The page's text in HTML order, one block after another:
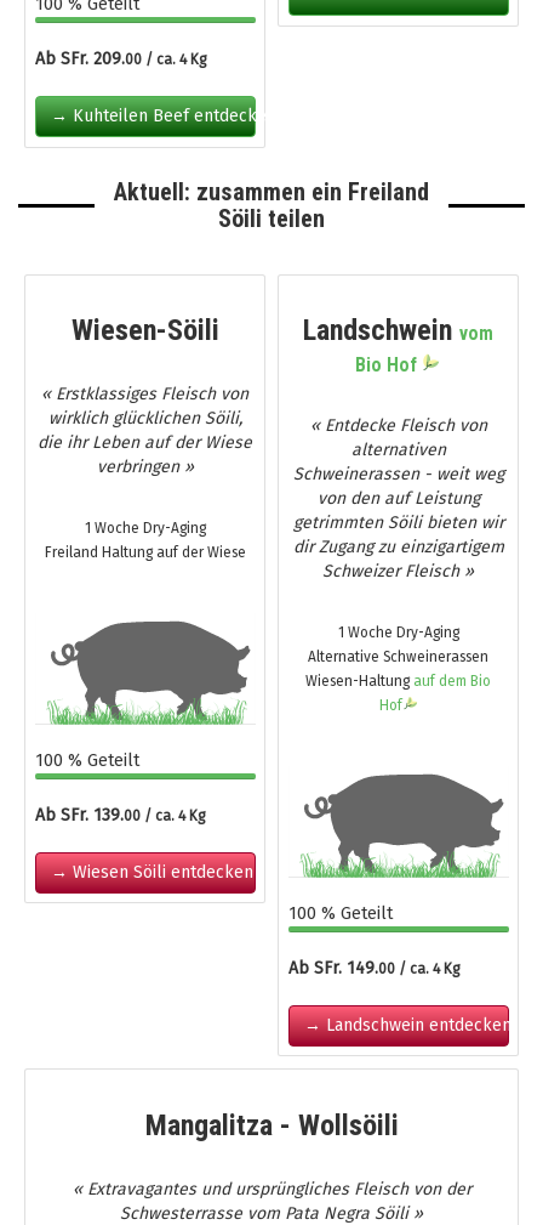
100 % Geteilt
Ab SFr. 209.00 / ca. 4 Kg
→ Kuhteilen Beef entdecken
Aktuell: zusammen ein Freiland
Söili teilen
Wiesen-Söili
« Erstklassiges Fleisch von
wirklich glücklichen Söili,
die ihr Leben auf der Wiese
verbringen »
1 Woche Dry-Aging
Freiland Haltung auf der Wiese
100 % Geteilt
Ab SFr. 139.00 / ca. 4 Kg
→ Wiesen Söili entdecken
Landschwein vom
Bio Hof
« Entdecke Fleisch von
alternativen
Schweinerassen - weit weg
von den auf Leistung
getrimmten Söili bieten wir
dir Zugang zu einzigartigem
Schweizer Fleisch »
1 Woche Dry-Aging
Alternative Schweinerassen
Wiesen-Haltung auf dem Bio
Hof
100 % Geteilt
Ab SFr. 149.00 / ca. 4 Kg
→ Landschwein entdecken
Mangalitza - Wollsöili
« Extravagantes und ursprüngliches Fleisch von der
Schwesterrasse vom Pata Negra Söili »